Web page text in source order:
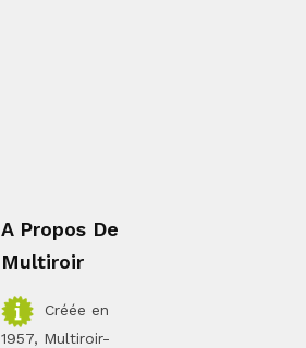
A Propos De
Multiroir
Créée en
1957, Multiroir-